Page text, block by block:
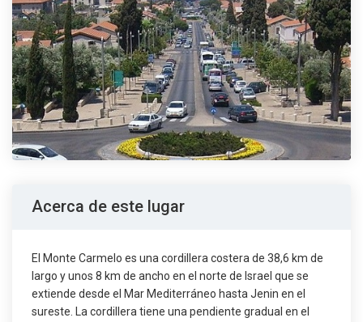
Acerca de este lugar
El Monte Carmelo es una cordillera costera de 38,6 km de
largo y unos 8 km de ancho en el norte de Israel que se
extiende desde el Mar Mediterráneo hasta Jenin en el
sureste. La cordillera tiene una pendiente gradual en el